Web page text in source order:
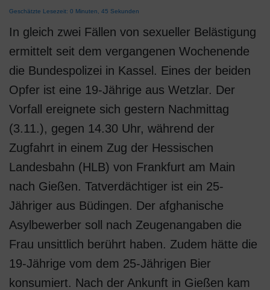
Geschätzte Lesezeit: 0 Minuten, 45 Sekunden
In gleich zwei Fällen von sexueller Belästigung
ermittelt seit dem vergangenen Wochenende
die Bundespolizei in Kassel. Eines der beiden
Opfer ist eine 19-Jährige aus Wetzlar. Der
Vorfall ereignete sich gestern Nachmittag
(3.11.), gegen 14.30 Uhr, während der
Zugfahrt in einem Zug der Hessischen
Landesbahn (HLB) von Frankfurt am Main
nach Gießen. Tatverdächtiger ist ein 25-
Jähriger aus Büdingen. Der afghanische
Asylbewerber soll nach Zeugenangaben die
Frau unsittlich berührt haben. Zudem hätte die
19-Jährige vom dem 25-Jährigen Bier
konsumiert. Nach der Ankunft in Gießen kam